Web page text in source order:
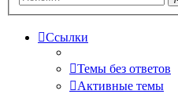
Ссылки
Темы без ответов
Активные темы